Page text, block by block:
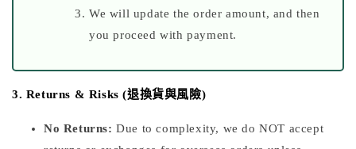
We will update the order amount, and then
you proceed with payment.
3. Returns & Risks (退換貨與風險)
No Returns: Due to complexity, we do NOT accept